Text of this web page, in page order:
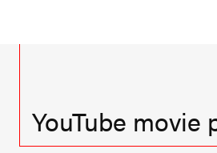
YouTube movie